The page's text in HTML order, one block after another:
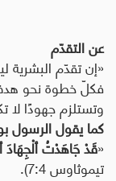
عن التقدّم
«إن تقدّم البشرية
فكلّ خطوة نحو
وتستلزم جهودًا
كما يقول الرسول
«قَدْ جَاهَدْتُ
تيموثاوس 7:4).